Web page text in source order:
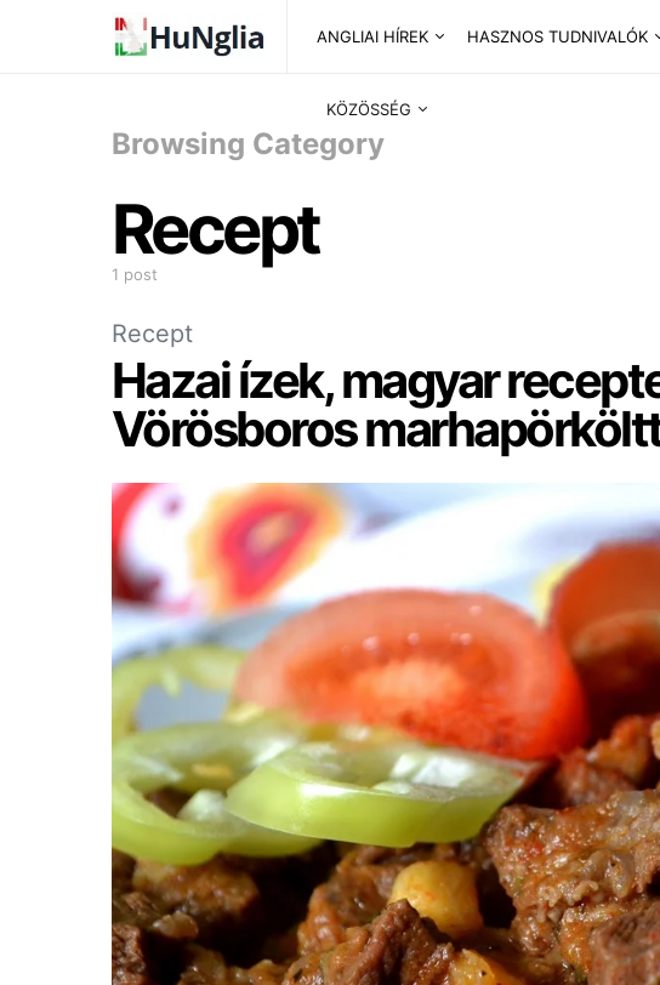
ANGLIAI HÍREK HASZNOS TUDNIVALÓK
KÖZÖSSÉG
Browsing Category
Recept
1 post
Recept
Hazai ízek, magyar
Vörösboros